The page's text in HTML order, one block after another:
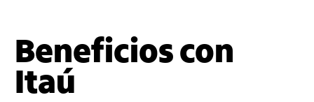
Beneficios con
Itaú